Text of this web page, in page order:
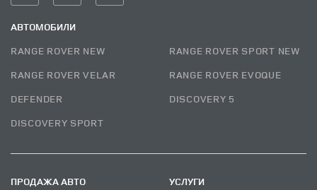
АВТОМОБИЛИ
RANGE ROVER NEW
RANGE ROVER SPORT NEW
RANGE ROVER VELAR
RANGE ROVER EVOQUE
DEFENDER
DISCOVERY 5
DISCOVERY SPORT
ПРОДАЖА АВТО
УСЛУГИ